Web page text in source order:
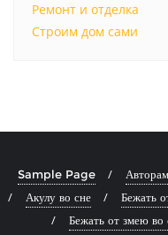
Ремонт и отделка
Строим дом сами
Sample Page
Акулу во сне
Бежать
Бежать от змею во